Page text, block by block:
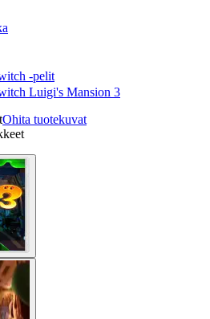
-pelit
Luigi's Mansion 3
Ohita tuotekuvat